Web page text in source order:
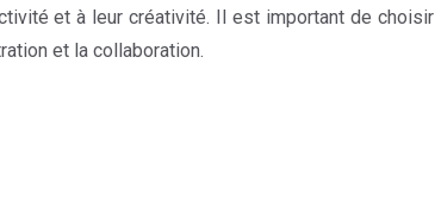
et à leur créativité. Il est important de choisir
et la collaboration.